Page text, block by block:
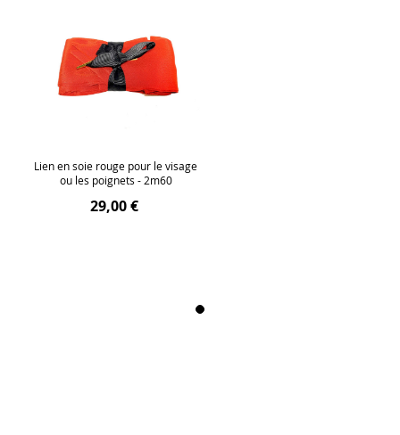
Lien en soie rouge pour le visage
ou les poignets - 2m60
29,00 €